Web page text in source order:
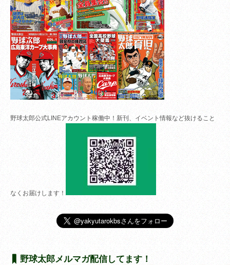
野球太郎公式LINEアカウント稼働中！新刊、イベント情報など抜けること
なくお届けします！
野球太郎メルマガ配信してます！